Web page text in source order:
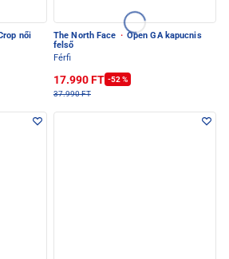
női
The North Face · Open GA kapucnis
felső
Férfi
17.990 FT -52 %
37.990 FT